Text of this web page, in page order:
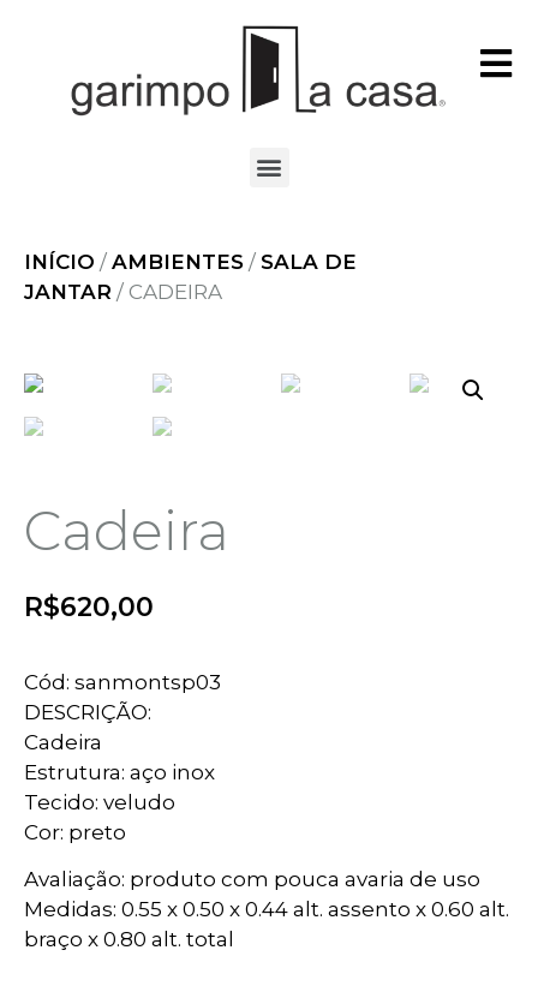
INÍCIO / AMBIENTES / SALA DE
JANTAR / CADEIRA
Cadeira
R$620,00
Cód: sanmontsp03
DESCRIÇÃO:
Cadeira
Estrutura: aço inox
Tecido: veludo
Cor: preto
Avaliação: produto com pouca avaria de uso
Medidas: 0.55 x 0.50 x 0.44 alt. assento x 0.60 alt.
braço x 0.80 alt. total